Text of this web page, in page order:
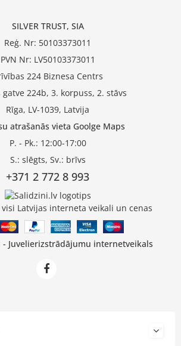
SILVER TRUST, SIA
Reģ. Nr: 50103373011
PVN Nr: LV50103373011
224 Biznesa Centrs
gatve 224b, 3. korpuss, 2. stāvs
Rīga, LV-1039, Latvija
atrašanās vieta Goolge Maps
P. - Pk.: 12:00-17:00
S.: slēgts, Sv.: brīvs
+371 2 772 8 993
- Juvelierizstrādājumu internetveikals